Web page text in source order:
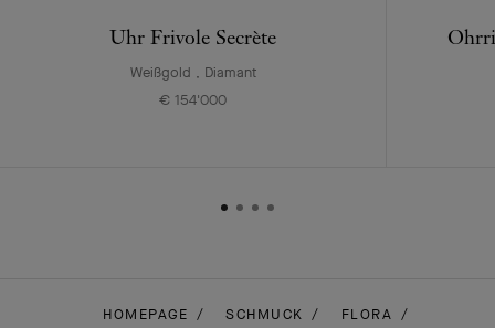
Uhr Frivole Secrète
Weißgold , Diamant
€ 154'000
HOMEPAGE SCHMUCK
FLORA